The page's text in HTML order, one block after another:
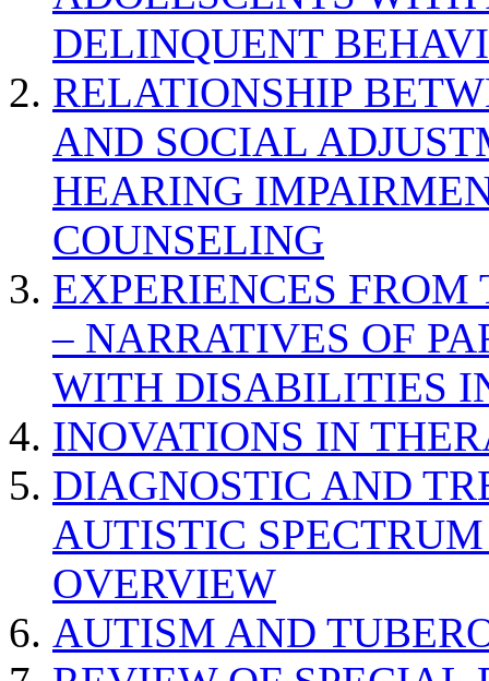
DELINQUENT
RELATIONSHIP
AND SOCIAL
HEARING
COUNSELING
EXPERIENCES
– NARRATIVES OF
WITH DISABILITIES
INOVATIONS IN
DIAGNOSTIC AND
AUTISTIC
OVERVIEW
AUTISM AND